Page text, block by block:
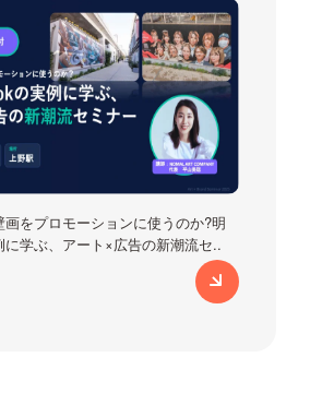
をプロモーションに使うのか?明
に学ぶ、アート×広告の新潮流セ..